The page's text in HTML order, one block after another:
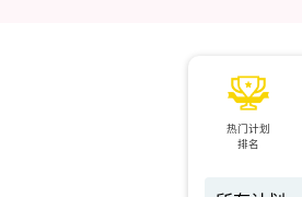
热门计划
排名